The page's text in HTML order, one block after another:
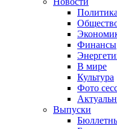
Политика
Финансы
В мире
Культура
Фото
Выпуски